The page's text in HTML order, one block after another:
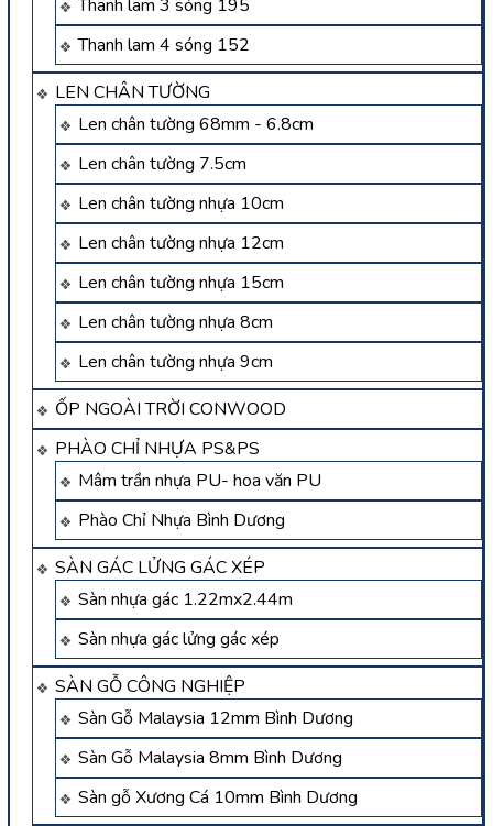
Thanh lam 3 sóng 195
Thanh lam 4 sóng 152
LEN CHÂN TƯỜNG
Len chân tường 68mm - 6.8cm
Len chân tường 7.5cm
Len chân tường nhựa 10cm
Len chân tường nhựa 12cm
Len chân tường nhựa 15cm
Len chân tường nhựa 8cm
Len chân tường nhựa 9cm
ỐP NGOÀI TRỜI CONWOOD
PHÀO CHỈ NHỰA PS&PS
Mâm trần nhựa PU- hoa văn PU
Phào Chỉ Nhựa Bình Dương
SÀN GÁC LỬNG GÁC XÉP
Sàn nhựa gác 1.22mx2.44m
Sàn nhựa gác lửng gác xép
SÀN GỖ CÔNG NGHIỆP
Sàn Gỗ Malaysia 12mm Bình Dương
Sàn Gỗ Malaysia 8mm Bình Dương
Sàn gỗ Xương Cá 10mm Bình Dương